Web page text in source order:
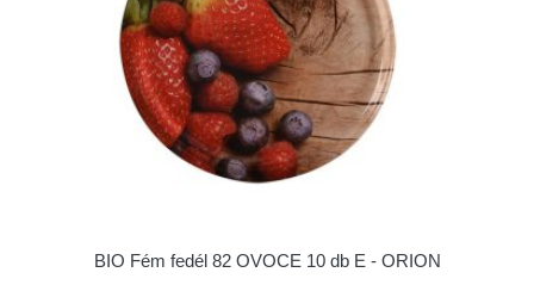
BIO Fém fedél 82 OVOCE 10 db E - ORION